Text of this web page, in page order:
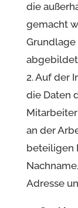
die
gemacht
2. Auf der
die Daten
an der
beteiligen
Adresse